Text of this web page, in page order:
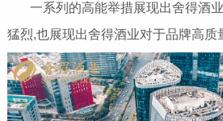
一系列的高能举措展现出舍得酒
猛烈,也展现出舍得酒业对于品牌高质